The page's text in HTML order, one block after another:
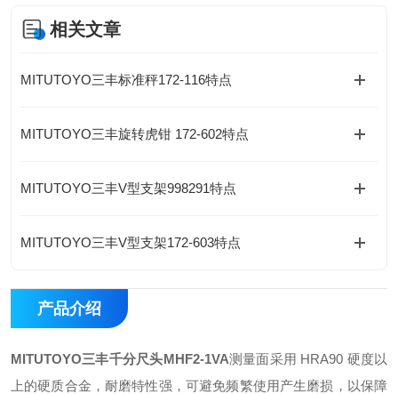
相关文章
MITUTOYO三丰标准秤172-116特点
MITUTOYO三丰旋转虎钳 172-602特点
MITUTOYO三丰V型支架998291特点
MITUTOYO三丰V型支架172-603特点
产品介绍
MITUTOYO三丰千分尺头MHF2-1VA测量面采用 HRA90 硬度以
上的硬质合金，耐磨特性强，可避免频繁使用产生磨损，以保障